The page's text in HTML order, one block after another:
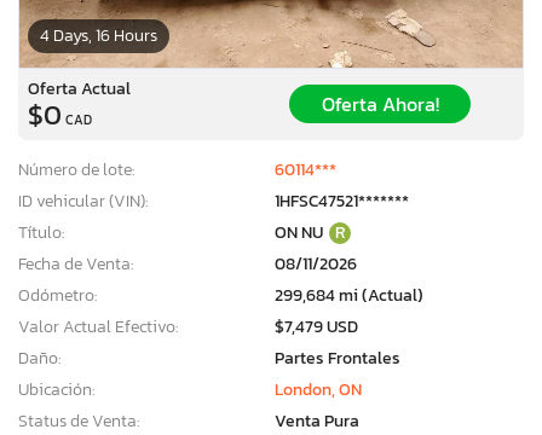
4 Days, 16 Hours
Oferta Actual
$0 CAD
Oferta Ahora!
Número de lote:
60114***
ID vehicular (VIN):
1HFSC47521*******
Título:
ON NU R
Fecha de Venta:
08/11/2026
Odómetro:
299,684 mi (Actual)
Valor Actual Efectivo:
$7,479 USD
Daño:
Partes Frontales
Ubicación:
London, ON
Status de Venta:
Venta Pura